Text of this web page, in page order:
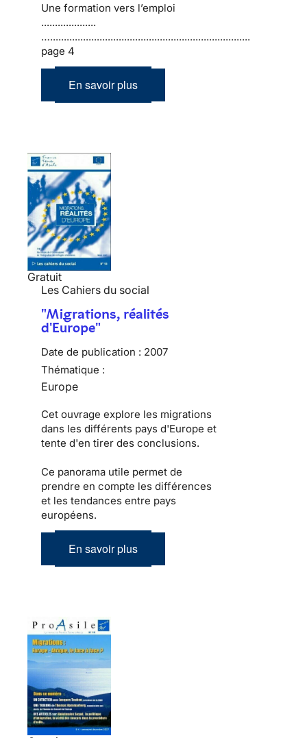
Une formation vers l’emploi
....................
….........................................................................
page 4
En savoir plus
Gratuit
Les Cahiers du social
"Migrations, réalités
d'Europe"
Date de publication : 2007
Thématique :
Europe
Cet ouvrage explore les migrations
dans les différents pays d'Europe et
tente d'en tirer des conclusions.
Ce panorama utile permet de
prendre en compte les différences
et les tendances entre pays
européens.
En savoir plus